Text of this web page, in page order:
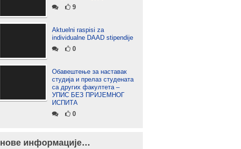
9
Aktuelni raspisi za
individualne DAAD stipendije
0
Обавештење за наставак
студија и прелаз студената
са других факултета –
УПИС БЕЗ ПРИЈЕМНОГ
ИСПИТА
0
нове информације…